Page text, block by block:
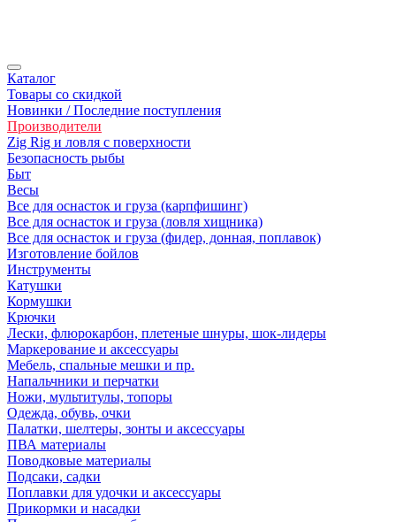
Каталог
Товары со скидкой
Новинки / Последние поступления
Производители
Zig Rig и ловля с поверхности
Безoпасность рыбы
Быт
Весы
Все для оснасток и груза (карпфишинг)
Все для оснасток и груза (ловля хищника)
Все для оснасток и груза (фидер, донная, поплавок)
Изготовление бойлов
Инструменты
Катушки
Кормушки
Крючки
Лески, флюрокарбон, плетеные шнуры, шок-лидеры
Маркерование и аксессуары
Мебель, спальные мешки и пр.
Напальчники и перчатки
Ножи, мультитулы, топоры
Одежда, обувь, очки
Палатки, шелтеры, зонты и аксессуары
ПВА материалы
Поводковые материалы
Подсаки, садки
Поплавки для удочки и аксессуары
Прикормки и насадки